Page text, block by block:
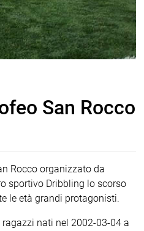
San Rocco
Rocco organizzato da
sportivo Dribbling lo scorso
le età grandi protagonisti.
nati nel 2002-03-04 a